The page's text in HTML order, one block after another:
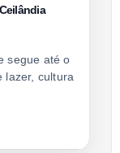
segue até o
lazer, cultura